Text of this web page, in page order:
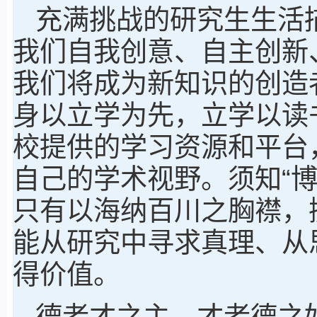
充满挑战的研究生生
我们自我创意、自主创
我们将成为新知识的创
身以立学为先，立学以
校提供的学习资源和平
自己的学术视野。须知“
只有以海纳百川之胸襟
能从研究中寻求真理、
得价值。